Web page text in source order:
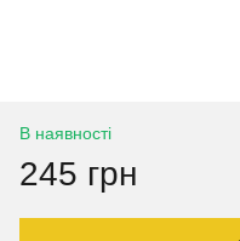
В наявності
245 грн